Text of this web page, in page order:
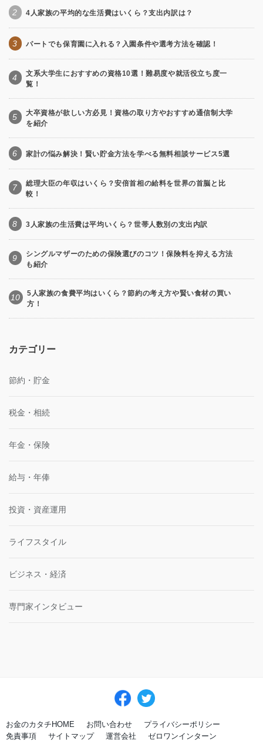
2 4人家族の平均的な生活費はいくら？支出内訳は？
3 パートでも保育園に入れる？入園条件や選考方法を確認！
4
文系大学生におすすめの資格10選！難易度や就活役立ち度一
覧！
5
大卒資格が欲しい方必見！資格の取り方やおすすめ通信制大学
を紹介
6 家計の悩み解決！賢い貯金方法を学べる無料相談サービス5選
7
総理大臣の年収はいくら？安倍首相の給料を世界の首脳と比
較！
8 3人家族の生活費は平均いくら？世帯人数別の支出内訳
9
シングルマザーのための保険選びのコツ！保険料を抑える方法
も紹介
10
5人家族の食費平均はいくら？節約の考え方や賢い食材の買い
方！
カテゴリー
節約・貯金
税金・相続
年金・保険
給与・年俸
投資・資産運用
ライフスタイル
ビジネス・経済
専門家インタビュー
お金のカタチHOME お問い合わせ
プライバシーポリシー
免責事項
サイトマップ 運営会社
ゼロワンインターン